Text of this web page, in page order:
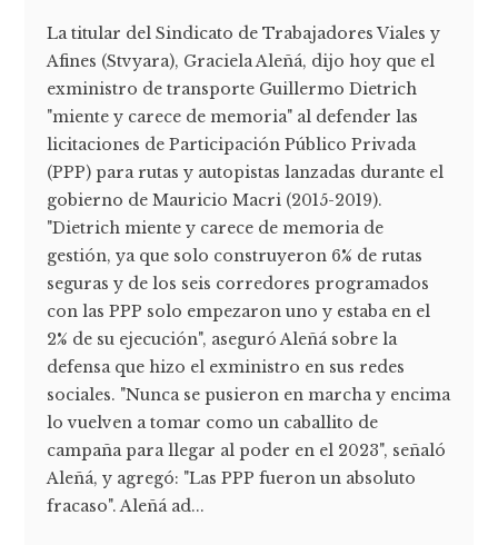
La titular del Sindicato de Trabajadores Viales y
Afines (Stvyara), Graciela Aleñá, dijo hoy que el
exministro de transporte Guillermo Dietrich
"miente y carece de memoria" al defender las
licitaciones de Participación Público Privada
(PPP) para rutas y autopistas lanzadas durante el
gobierno de Mauricio Macri (2015-2019).
"Dietrich miente y carece de memoria de
gestión, ya que solo construyeron 6% de rutas
seguras y de los seis corredores programados
con las PPP solo empezaron uno y estaba en el
2% de su ejecución", aseguró Aleñá sobre la
defensa que hizo el exministro en sus redes
sociales. "Nunca se pusieron en marcha y encima
lo vuelven a tomar como un caballito de
campaña para llegar al poder en el 2023", señaló
Aleñá, y agregó: "Las PPP fueron un absoluto
fracaso". Aleñá ad...